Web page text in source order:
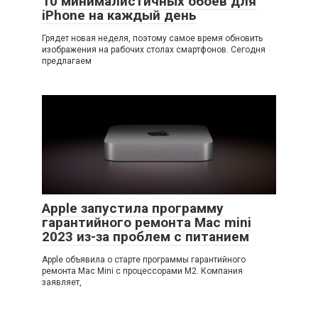
iPhone на каждый день
Грядет новая неделя, поэтому самое время обновить
изображения на рабочих столах смартфонов. Сегодня
предлагаем
Apple запустила программу
гарантийного ремонта Mac mini
2023 из-за проблем с питанием
Apple объявила о старте программы гарантийного
ремонта Mac Mini с процессорами M2. Компания
заявляет,